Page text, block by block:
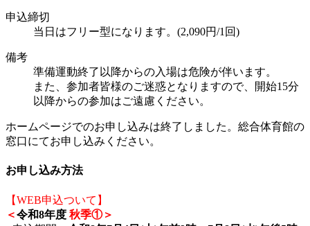
申込締切
当日はフリー型になります。(2,090円/1回)
備考
準備運動終了以降からの入場は危険が伴います。
また、参加者皆様のご迷惑となりますので、開始15分
以降からの参加はご遠慮ください。
ホームページでのお申し込みは終了しました。総合体育館の
窓口にてお申し込みください。
お申し込み方法
【WEB申込ついて】
＜令和8年度 秋季①＞